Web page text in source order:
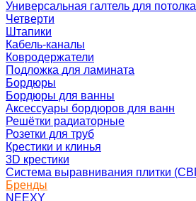
Универсальная галтель для
Четверти
Штапики
Кабель-каналы
Ковродержатели
Подложка для ламината
Бордюры
Бордюры для ванны
Аксессуары бордюров для ванн
Решётки радиаторные
Розетки для труб
Крестики и клинья
3D крестики
Система выравнивания плитки
Бренды
NEEXY